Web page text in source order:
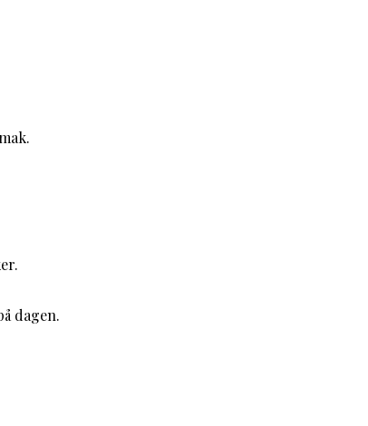
dagen.